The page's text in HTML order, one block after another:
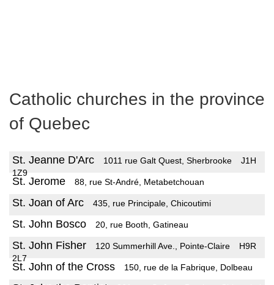
Catholic churches in the province
of Quebec
St. Jeanne D'Arc 1011 rue Galt Quest, Sherbrooke
J1H
1Z9
St. Jerome 88, rue St-André, Metabetchouan
St. Joan of Arc 435, rue Principale, Chicoutimi
St. John Bosco 20, rue Booth, Gatineau
St. John Fisher 120 Summerhill Ave., Pointe-Claire
H9R
2L7
St. John of the Cross 150, rue de la Fabrique, Dolbeau